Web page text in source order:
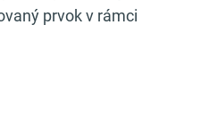
prvok v rámci